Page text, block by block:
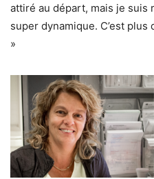
attiré au départ, mais je suis
super dynamique. C’est plus
»